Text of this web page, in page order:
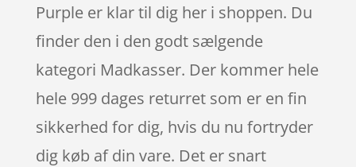
Purple er klar til dig her i shoppen. Du
finder den i den godt sælgende
kategori Madkasser. Der kommer hele
hele 999 dages returret som er en fin
sikkerhed for dig, hvis du nu fortryder
dig køb af din vare. Det er snart